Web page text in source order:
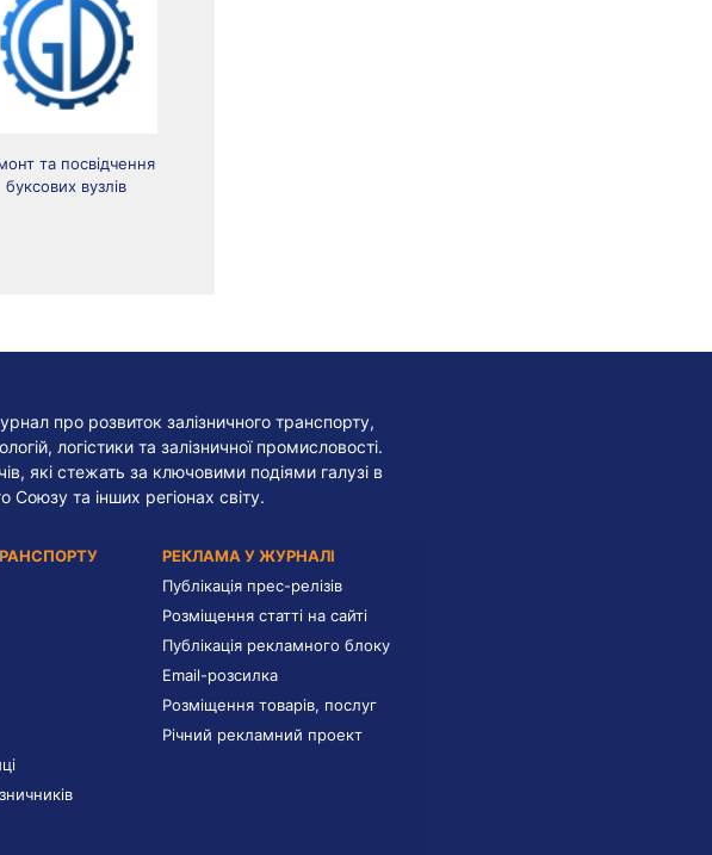
та посвідчення
буксових вузлів
про розвиток залізничного транспорту,
логістики та залізничної промисловості.
які стежать за ключовими подіями галузі в
Союзу та інших регіонах світу.
РЕКЛАМА У ЖУРНАЛІ
Публікація прес-релізів
Розміщення статті на сайті
Публікація рекламного блоку
Email-розсилка
Розміщення товарів, послуг
Річний рекламний проект